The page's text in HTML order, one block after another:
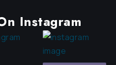
Instagram